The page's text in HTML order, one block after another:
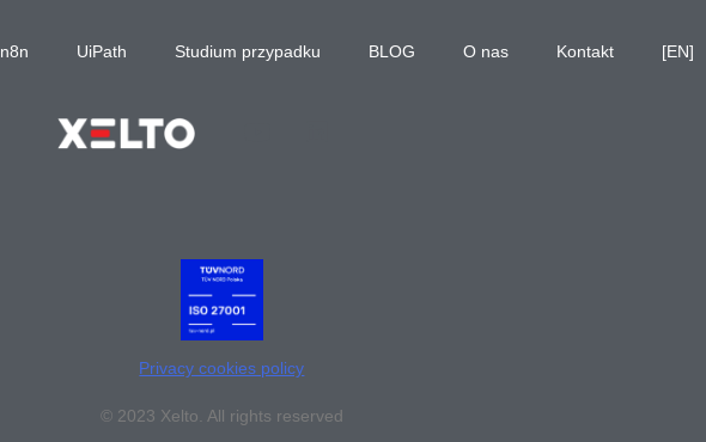
n8n UiPath Studium przypadku BLOG O nas Kontakt [EN]
Privacy cookies policy
© 2023 Xelto. All rights reserved